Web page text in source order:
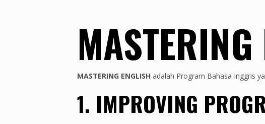
MASTERING ENGLISH adalah Program Bahasa Inggris
1. IMPROVING